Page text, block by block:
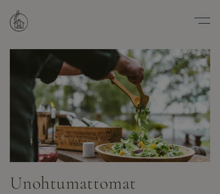
sisältöön
Unohtumattomat